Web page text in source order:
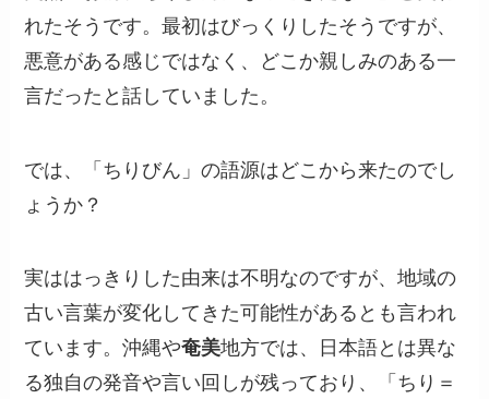
れたそうです。最初はびっくりしたそうですが、
悪意がある感じではなく、どこか親しみのある一
言だったと話していました。
では、「ちりびん」の語源はどこから来たのでし
ょうか？
実ははっきりした由来は不明なのですが、地域の
古い言葉が変化してきた可能性があるとも言われ
ています。沖縄や奄美地方では、日本語とは異な
る独自の発音や言い回しが残っており、「ちり＝